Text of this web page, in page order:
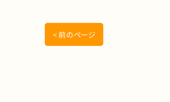
< 前のページ